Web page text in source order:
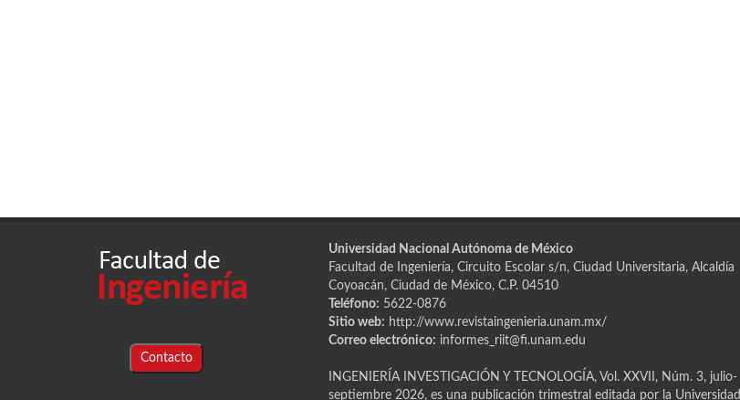
Contacto
Universidad Nacional Autónoma de México
Facultad de Ingeniería, Circuito Escolar s/n, Ciudad Universitaria, Alcaldía
Coyoacán, Ciudad de México, C.P. 04510
Teléfono: 5622-0876
Sitio web: http://www.revistaingenieria.unam.mx/
Correo electrónico: informes_riit@fi.unam.edu
INGENIERÍA INVESTIGACIÓN Y TECNOLOGÍA, Vol. XXVII, Núm. 3, julio-
septiembre 2026, es una publicación trimestral editada por la Universidad